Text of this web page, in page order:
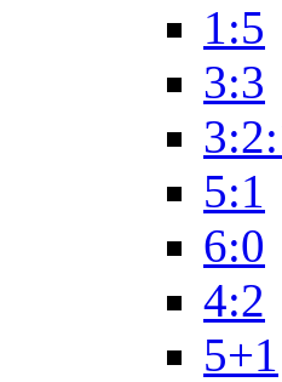
1:5
3:3
5:1
6:0
4:2
5+1